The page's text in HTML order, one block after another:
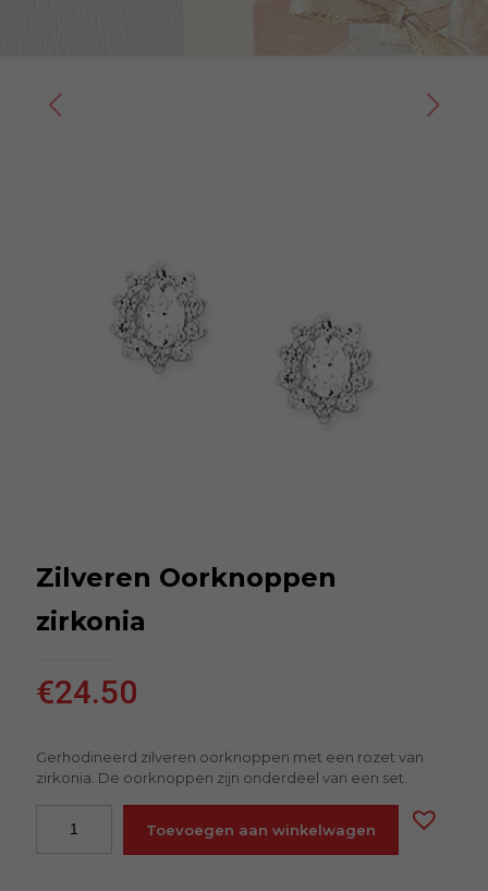
Zilveren Oorknoppen
zirkonia
€24.50
Gerhodineerd zilveren oorknoppen met een rozet van
zirkonia. De oorknoppen zijn onderdeel van een set.
Toevoegen aan winkelwagen